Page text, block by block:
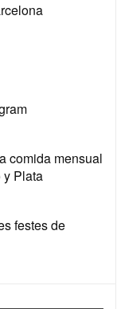
comida mensual
y Plata
festes de